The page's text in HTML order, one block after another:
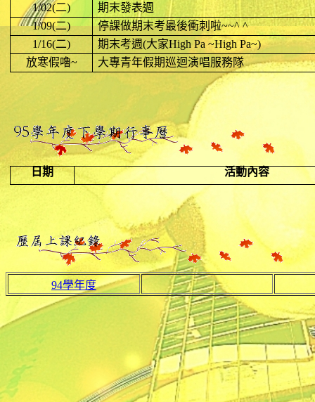
1/02(二)
期末發表週
1/09(二) 停課做期末考最後衝刺啦~~^ ^
1/16(二) 期末考週(大家High Pa ~High Pa~)
放寒假嚕~ 大專青年假期巡迴演唱服務隊
日期 活動內容
94學年度